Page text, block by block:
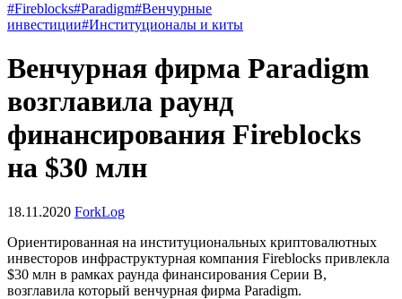
#Fireblocks#Paradigm#Венчурные
инвестиции#Институционалы и киты
Венчурная фирма Paradigm
возглавила раунд
финансирования Fireblocks
на $30 млн
18.11.2020 ForkLog
Ориентированная на институциональных криптовалютных
инвесторов инфраструктурная компания Fireblocks привлекла
$30 млн в рамках раунда финансирования Серии B,
возглавила который венчурная фирма Paradigm.